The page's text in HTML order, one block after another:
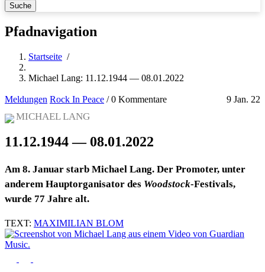
Pfadnavigation
Startseite /
Michael Lang: 11.12.1944 — 08.01.2022
Meldungen Rock In Peace 9 Jan. 22
/0 Kommentare
MICHAEL LANG
11.12.1944 — 08.01.2022
Am 8. Januar starb Michael Lang. Der Promoter, unter
anderem Hauptorganisator des Woodstock-Festivals,
wurde 77 Jahre alt.
TEXT: MAXIMILIAN BLOM